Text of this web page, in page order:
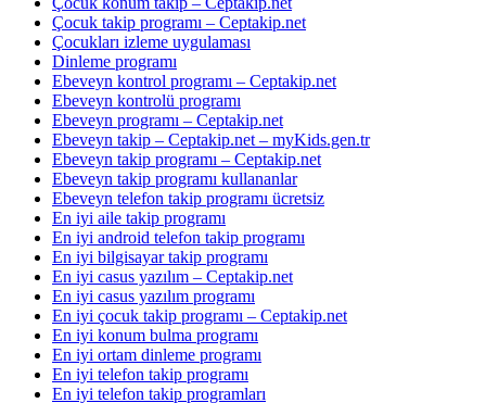
Çocuk takip programı – Ceptakip.net
Çocukları izleme uygulaması
Dinleme programı
Ebeveyn kontrol programı – Ceptakip.net
Ebeveyn kontrolü programı
Ebeveyn programı – Ceptakip.net
Ebeveyn takip – Ceptakip.net – myKids.gen.tr
Ebeveyn takip programı – Ceptakip.net
Ebeveyn takip programı kullananlar
Ebeveyn telefon takip programı ücretsiz
En iyi aile takip programı
En iyi android telefon takip programı
En iyi bilgisayar takip programı
En iyi casus yazılım – Ceptakip.net
En iyi casus yazılım programı
En iyi çocuk takip programı – Ceptakip.net
En iyi konum bulma programı
En iyi ortam dinleme programı
En iyi telefon takip programı
En iyi telefon takip programları